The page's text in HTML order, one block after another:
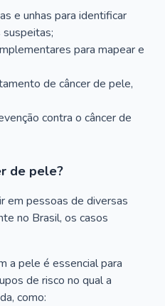
e unhas para identificar
para mapear e
de câncer de pele,
contra o câncer de
de pele?
em pessoas de diversas
no Brasil, os casos
a pele é essencial para
de risco no qual a
como: